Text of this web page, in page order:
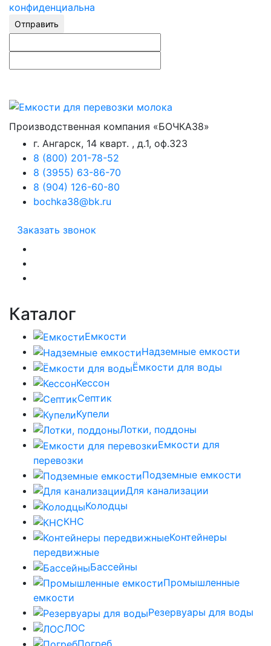
конфиденциальна
Отправить
Производственная компания «БОЧКА38»
г. Ангарск, 14 кварт. , д.1, оф.323
8 (800) 201-78-52
8 (3955) 63-86-70
8 (904) 126-60-80
bochka38@bk.ru
Заказать звонок
Каталог
Емкости
Надземные емкости
Ёмкости для воды
Кессон
Септик
Купели
Лотки, поддоны
Емкости для
перевозки
Подземные емкости
Для канализации
Колодцы
КНС
Контейнеры
передвижные
Бассейны
Промышленные
емкости
Резервуары для воды
ЛОС
Погреб